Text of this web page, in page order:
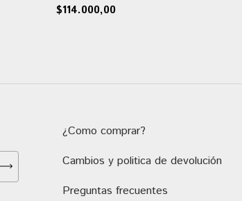
$114.000,00
¿Como comprar?
Cambios y politica de devolución
Preguntas frecuentes